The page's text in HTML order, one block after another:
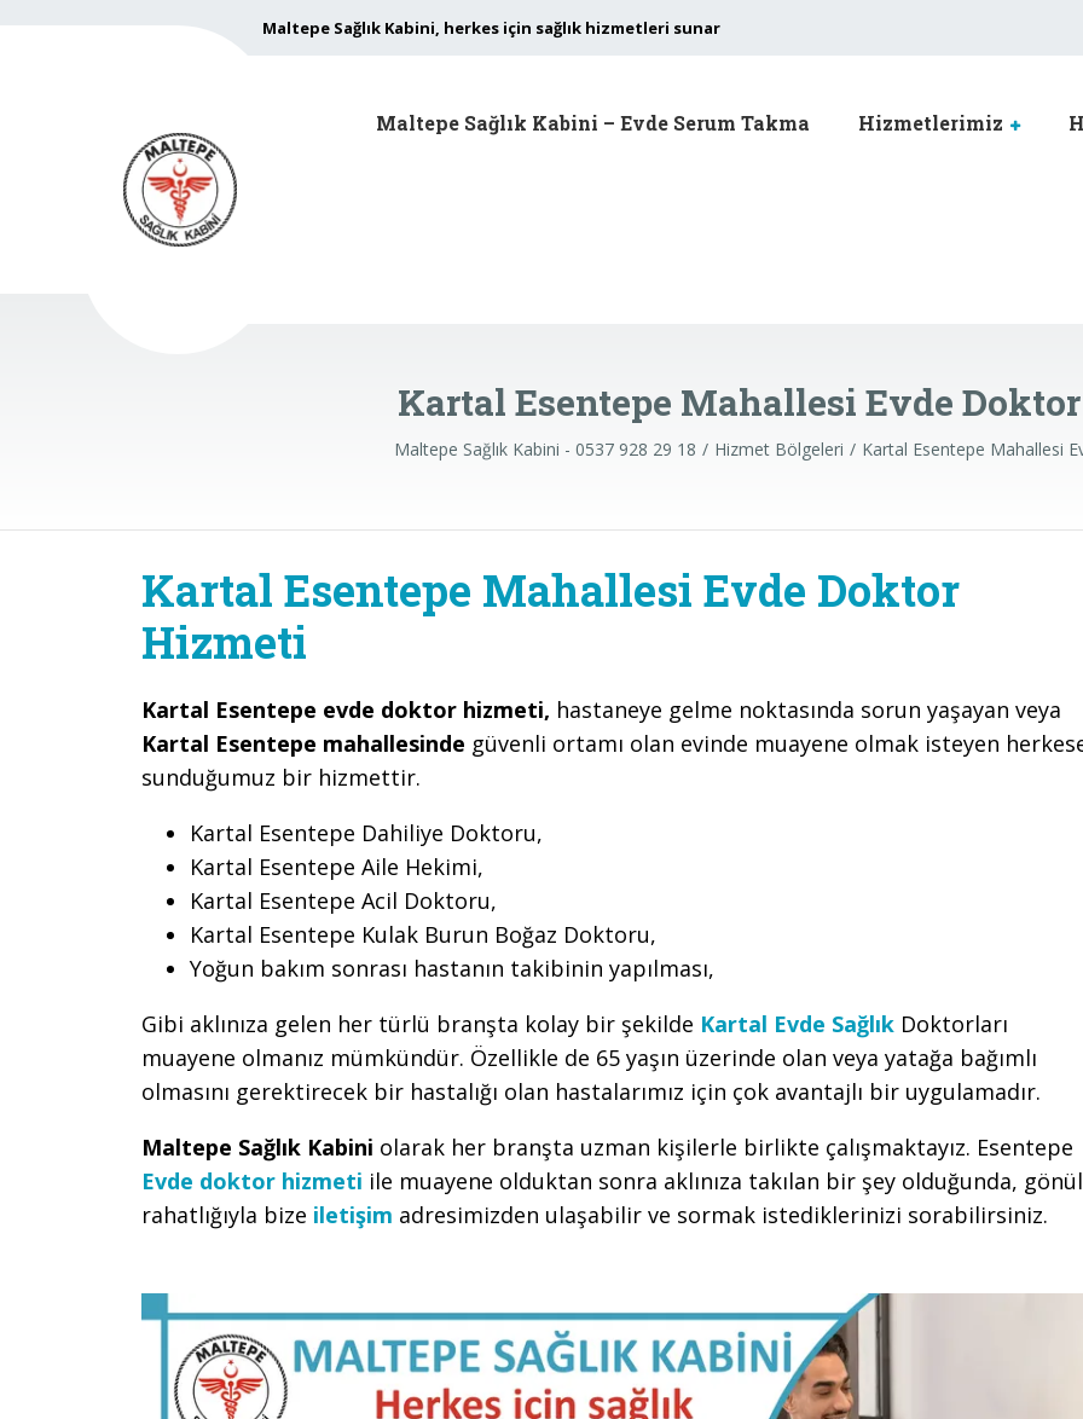
Maltepe Sağlık Kabini, herkes için sağlık hizmetleri sunar
Maltepe Sağlık Kabini – Evde Serum Takma Hizmetlerimiz
Kartal Esentepe Mahallesi Evde
Maltepe Sağlık Kabini - 0537 928 29 18 Hizmet Bölgeleri Kartal Esentepe Mahallesi
Kartal Esentepe Mahallesi Evde Doktor
Hizmeti
Kartal Esentepe evde doktor hizmeti, hastaneye gelme noktasında sorun yaşayan veya
Kartal Esentepe mahallesinde güvenli ortamı olan evinde muayene olmak isteyen
sunduğumuz bir hizmettir.
Kartal Esentepe Dahiliye Doktoru,
Kartal Esentepe Aile Hekimi,
Kartal Esentepe Acil Doktoru,
Kartal Esentepe Kulak Burun Boğaz Doktoru,
Yoğun bakım sonrası hastanın takibinin yapılması,
Gibi aklınıza gelen her türlü branşta kolay bir şekilde Kartal Evde Sağlık Doktorları
muayene olmanız mümkündür. Özellikle de 65 yaşın üzerinde olan veya yatağa bağımlı
olmasını gerektirecek bir hastalığı olan hastalarımız için çok avantajlı bir uygulamadır.
Maltepe Sağlık Kabini olarak her branşta uzman kişilerle birlikte çalışmaktayız. Esentepe
Evde doktor hizmeti ile muayene olduktan sonra aklınıza takılan bir şey olduğunda, gönül
rahatlığıyla bize iletişim adresimizden ulaşabilir ve sormak istediklerinizi sorabilirsiniz.